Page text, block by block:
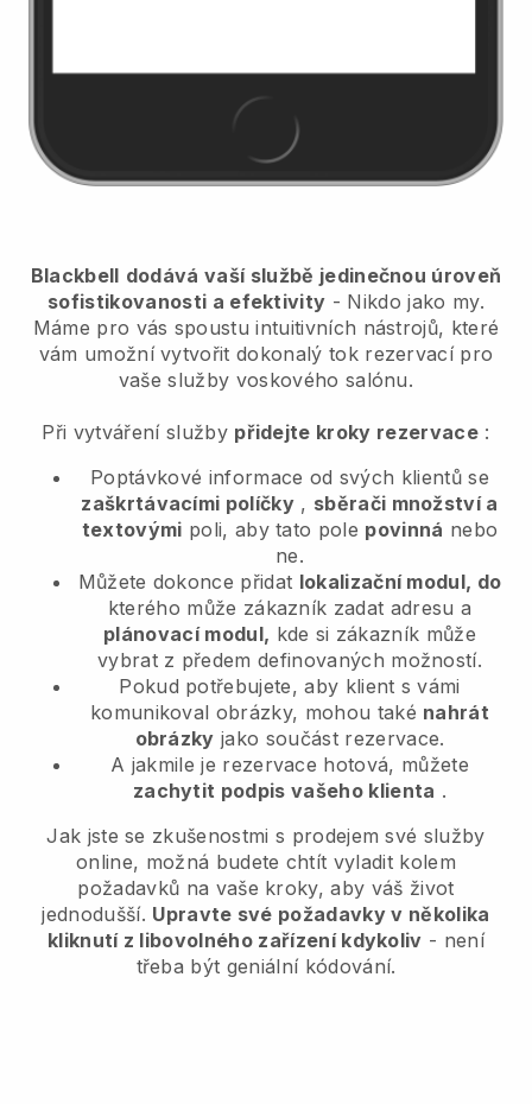
Blackbell dodává vaší službě jedinečnou úroveň
sofistikovanosti a efektivity - Nikdo jako my.
Máme pro vás spoustu intuitivních nástrojů, které
vám umožní vytvořit dokonalý tok rezervací pro
vaše služby voskového salónu.
Při vytváření služby přidejte kroky rezervace:
Poptávkové informace od svých klientů se
zaškrtávacími políčky , sběrači množství a
textovými poli, aby tato pole povinná nebo
ne.
Můžete dokonce přidat lokalizační modul, do
kterého může zákazník zadat adresu a
plánovací modul, kde si zákazník může
vybrat z předem definovaných možností.
Pokud potřebujete, aby klient s vámi
komunikoval obrázky, mohou také nahrát
obrázky jako součást rezervace.
A jakmile je rezervace hotová, můžete
zachytit podpis vašeho klienta .
Jak jste se zkušenostmi s prodejem své služby
online, možná budete chtít vyladit kolem
požadavků na vaše kroky, aby váš život
jednodušší. Upravte své požadavky v několika
kliknutí z libovolného zařízení kdykoliv - není
třeba být geniální kódování.